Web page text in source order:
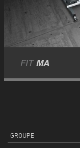
FIT MA
GROUPE